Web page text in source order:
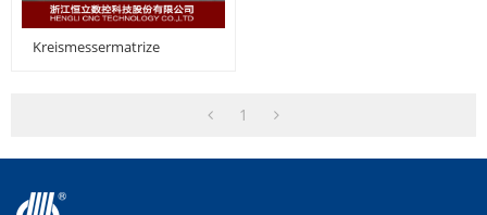
Kreismessermatrize
1